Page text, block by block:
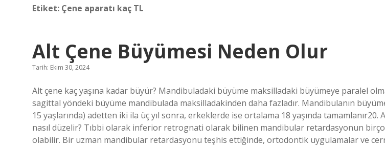
Etiket: Çene aparatı kaç TL
Alt Çene Büyümesi Neden Olur
Tarih: Ekim 30, 2024
Alt çene kaç yaşına kadar büyür? Mandibuladaki büyüme maksilladaki büyümeye paralel
sagittal yöndeki büyüme mandibulada maksilladakinden daha fazladır. Mandibulanın
15 yaşlarında) adetten iki ila üç yıl sonra, erkeklerde ise ortalama 18 yaşında tamamlanır20.
nasıl düzelir? Tıbbi olarak inferior retrognati olarak bilinen mandibular retardasyonun
olabilir. Bir uzman mandibular retardasyonu teşhis ettiğinde, ortodontik uygulamalar ve